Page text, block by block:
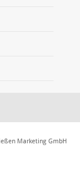
Marketing GmbH